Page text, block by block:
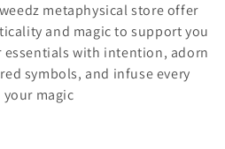
metaphysical store offer
and magic to support you
essentials with intention, adorn
symbols, and infuse every
magic